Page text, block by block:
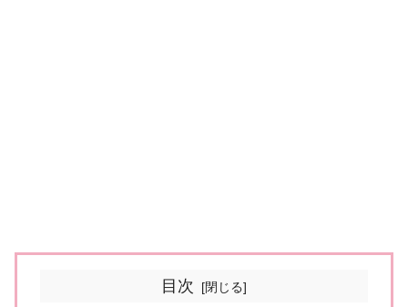
目次